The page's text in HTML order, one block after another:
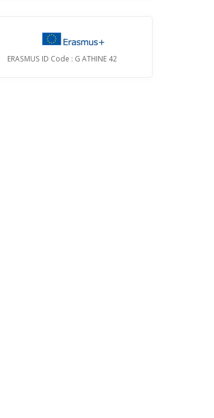
ERASMUS ID Code : G ATHINE 42